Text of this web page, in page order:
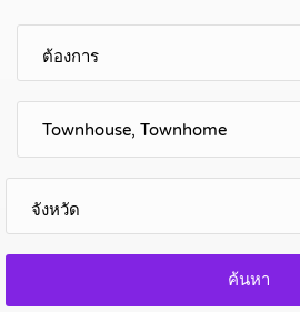
ค้นหา